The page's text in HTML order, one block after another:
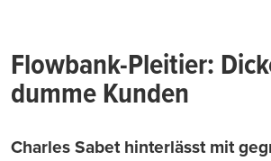
Flowbank-Pleitier:
dumme Kunden
Charles Sabet hinterlässt mit